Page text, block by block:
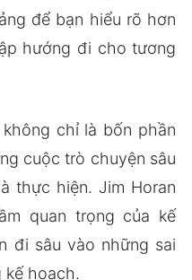
để bạn hiểu rõ hơn
hướng đi cho tương
chỉ là bốn phần
cuộc trò chuyện sâu
thực hiện. Jim Horan
quan trọng của kế
đi sâu vào những sai
kế hoạch.